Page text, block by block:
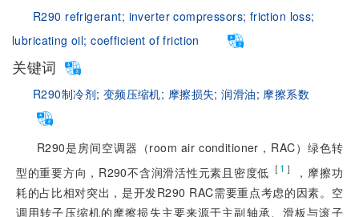
R290 refrigerant; inverter compressors; friction loss;
lubricating oil;coefficient of friction
关键词
R290制冷剂; 变频压缩机; 摩擦损失;润滑油; 摩擦系数
R290是房间空调器（room air conditioner，RAC）绿色转
型的重要方向，R290不含润滑活性元素且密度低 ［ 1 ］
，摩擦功
耗的占比相对突出，是开发R290 RAC需要重点考虑的因素。空
调用转子压缩机的摩擦损失主要来源于主副轴承、滑板与滚子